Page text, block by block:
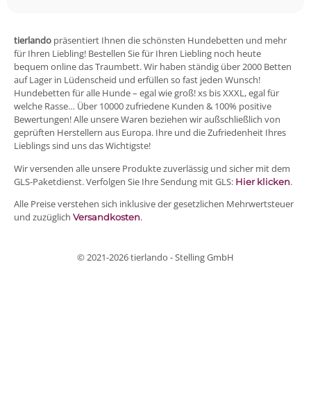
tierlando präsentiert Ihnen die schönsten Hundebetten und mehr
für Ihren Liebling! Bestellen Sie für Ihren Liebling noch heute
bequem online das Traumbett. Wir haben ständig über 2000 Betten
auf Lager in Lüdenscheid und erfüllen so fast jeden Wunsch!
Hundebetten für alle Hunde – egal wie groß! xs bis XXXL, egal für
welche Rasse… Über 10000 zufriedene Kunden & 100% positive
Bewertungen! Alle unsere Waren beziehen wir außschließlich von
geprüften Herstellern aus Europa. Ihre und die Zufriedenheit Ihres
Lieblings sind uns das Wichtigste!
Wir versenden alle unsere Produkte zuverlässig und sicher mit dem
GLS-Paketdienst. Verfolgen Sie Ihre Sendung mit GLS: Hier klicken.
Alle Preise verstehen sich inklusive der gesetzlichen Mehrwertsteuer
und zuzüglich Versandkosten.
© 2021-2026 tierlando - Stelling GmbH